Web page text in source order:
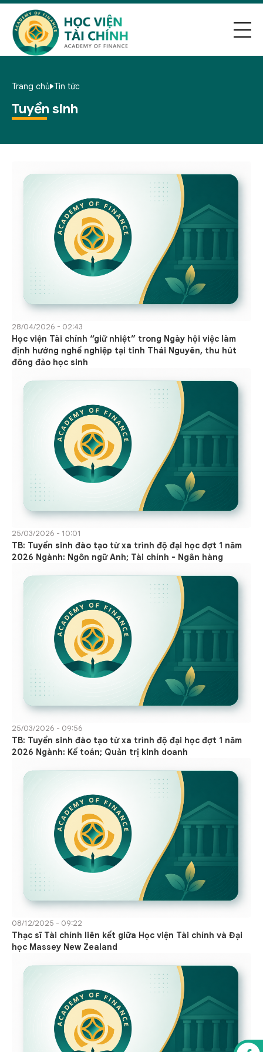
Trang chủ Tin tức
Tuyển sinh
28/04/2026 - 02:43
Học viện Tài chính “giữ nhiệt” trong Ngày hội việc làm
định hướng nghề nghiệp tại tỉnh Thái Nguyên, thu hút
đông đảo học sinh
25/03/2026 - 10:01
TB: Tuyển sinh đào tạo từ xa trình độ đại học đợt 1 năm
2026 Ngành: Ngôn ngữ Anh; Tài chính - Ngân hàng
25/03/2026 - 09:56
TB: Tuyển sinh đào tạo từ xa trình độ đại học đợt 1 năm
2026 Ngành: Kế toán; Quản trị kinh doanh
08/12/2025 - 09:22
Thạc sĩ Tài chính liên kết giữa Học viện Tài chính và Đại
học Massey New Zealand